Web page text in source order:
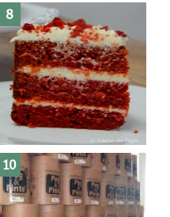
O medo que habita em nós.